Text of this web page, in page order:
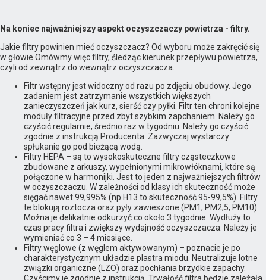
Na koniec najważniejszy aspekt oczyszczaczy powietrza - filtry.
Jakie filtry powinien mieć oczyszczacz? Od wyboru może zakręcić się
w głowie.Omówmy więc filtry, śledząc kierunek przepływu powietrza,
czyli od zewnątrz do wewnątrz oczyszczacza.
Filtr wstępny jest widoczny od razu po zdjęciu obudowy. Jego
zadaniem jest zatrzymanie wszystkich większych
zanieczyszczeń jak kurz, sierść czy pyłki. Filtr ten chroni kolejne
moduły filtracyjne przed zbyt szybkim zapchaniem. Należy go
czyścić regularnie, średnio raz w tygodniu. Należy go czyścić
zgodnie z instrukcją Producenta. Zazwyczaj wystarczy
spłukanie go pod bieżącą wodą.
Filtry HEPA – są to wysokoskuteczne filtry cząsteczkowe
zbudowane z arkuszy, wypełnionymi mikrowłóknami, które są
połączone w harmonijki. Jest to jeden z najważniejszych filtrów
w oczyszczaczu. W zależności od klasy ich skuteczność może
sięgać nawet 99,995% (np.H13 to skuteczność 95-99,5%). Filtry
te blokują roztocza oraz pyły zawieszone (PM1, PM2,5, PM10).
Można je delikatnie odkurzyć co około 3 tygodnie. Wydłuży to
czas pracy filtra i zwiększy wydajność oczyszczacza. Należy je
wymieniać co 3 – 4 miesiące.
Filtry węglowe (z węglem aktywowanym) – poznacie je po
charakterystycznym układzie plastra miodu. Neutralizuje lotne
związki organiczne (LZO) oraz pochłania brzydkie zapachy.